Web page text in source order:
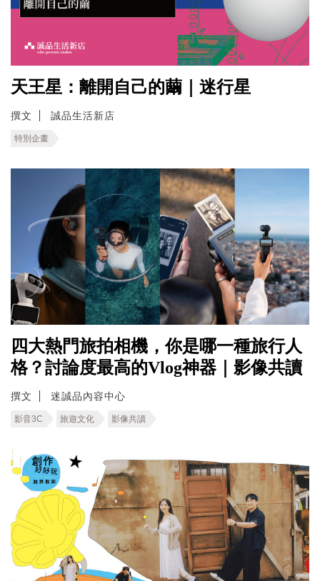
天王星：離開自己的繭｜迷行星
撰文 誠品生活新店
特別企畫
四大熱門旅拍相機，你是哪一種旅行人
格？討論度最高的Vlog神器｜影像共讀
撰文 迷誠品內容中心
影音3C 旅遊文化 影像共讀